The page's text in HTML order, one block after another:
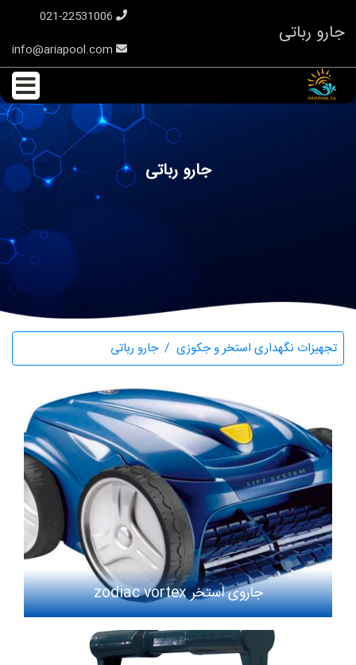
جارو رباتی
جارو رباتی
تجهیزات نگهداری استخر و جکوزی جارو رباتی
جاروی استخر zodiac vortex